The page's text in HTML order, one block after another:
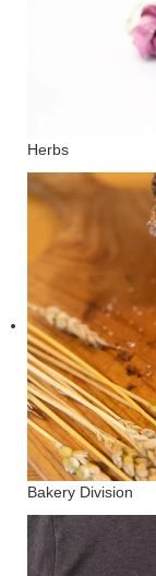
Herbs
Bakery Division